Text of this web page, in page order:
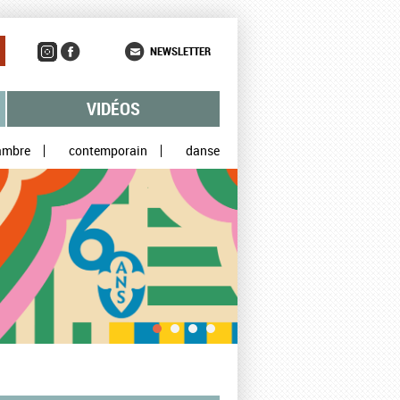
NEWSLETTER
VIDÉOS
contemporain danse